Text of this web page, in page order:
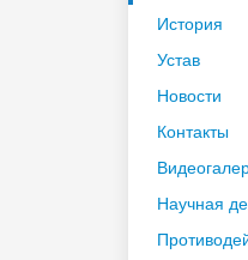
История
Устав
Новости
Контакты
Научная